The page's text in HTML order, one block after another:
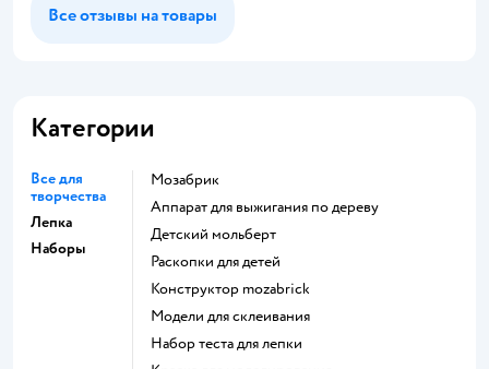
Все отзывы на товары
Категории
Все для
творчества
Лепка
Наборы
Мозабрик
Аппарат для выжигания по дереву
Детский мольберт
Раскопки для детей
Конструктор mozabrick
Модели для склеивания
Набор теста для лепки